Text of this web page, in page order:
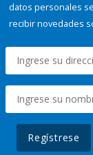
datos personales
recibir novedades
Regístrese